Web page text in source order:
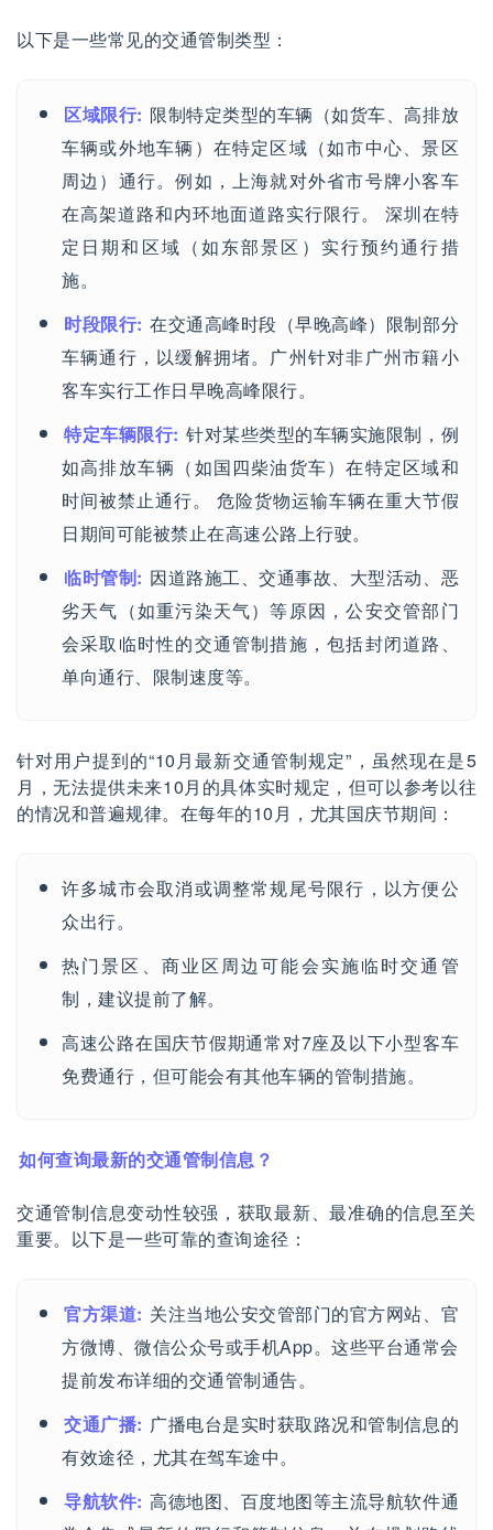
以下是一些常见的交通管制类型：
区域限行: 限制特定类型的车辆（如货车、高排放
车辆或外地车辆）在特定区域（如市中心、景区
周边）通行。例如，上海就对外省市号牌小客车
在高架道路和内环地面道路实行限行。 深圳在特
定日期和区域（如东部景区）实行预约通行措
施。
时段限行: 在交通高峰时段（早晚高峰）限制部分
车辆通行，以缓解拥堵。广州针对非广州市籍小
客车实行工作日早晚高峰限行。
特定车辆限行: 针对某些类型的车辆实施限制，例
如高排放车辆（如国四柴油货车）在特定区域和
时间被禁止通行。 危险货物运输车辆在重大节假
日期间可能被禁止在高速公路上行驶。
临时管制: 因道路施工、交通事故、大型活动、恶
劣天气（如重污染天气）等原因，公安交管部门
会采取临时性的交通管制措施，包括封闭道路、
单向通行、限制速度等。
针对用户提到的“10月最新交通管制规定”，虽然现在是5
月，无法提供未来10月的具体实时规定，但可以参考以往
的情况和普遍规律。在每年的10月，尤其国庆节期间：
许多城市会取消或调整常规尾号限行，以方便公
众出行。
热门景区、商业区周边可能会实施临时交通管
制，建议提前了解。
高速公路在国庆节假期通常对7座及以下小型客车
免费通行，但可能会有其他车辆的管制措施。
如何查询最新的交通管制信息？
交通管制信息变动性较强，获取最新、最准确的信息至关
重要。以下是一些可靠的查询途径：
官方渠道: 关注当地公安交管部门的官方网站、官
方微博、微信公众号或手机App。这些平台通常会
提前发布详细的交通管制通告。
交通广播: 广播电台是实时获取路况和管制信息的
有效途径，尤其在驾车途中。
导航软件: 高德地图、百度地图等主流导航软件通